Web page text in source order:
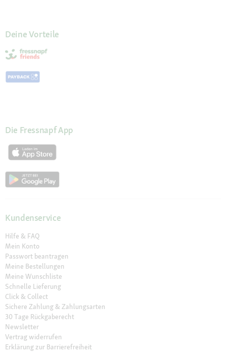
Deine Vorteile
Die Fressnapf App
Kundenservice
Hilfe & FAQ
Mein Konto
Passwort beantragen
Meine Bestellungen
Meine Wunschliste
Schnelle Lieferung
Click & Collect
Sichere Zahlung & Zahlungsarten
30 Tage Rückgaberecht
Newsletter
Vertrag widerrufen
Erklärung zur Barrierefreiheit